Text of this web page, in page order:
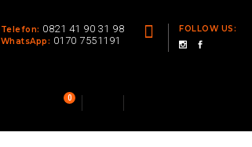
Telefon: 0821 41 90 31 98
WhatsApp: 0170 7551191
FOLLOW US:
0